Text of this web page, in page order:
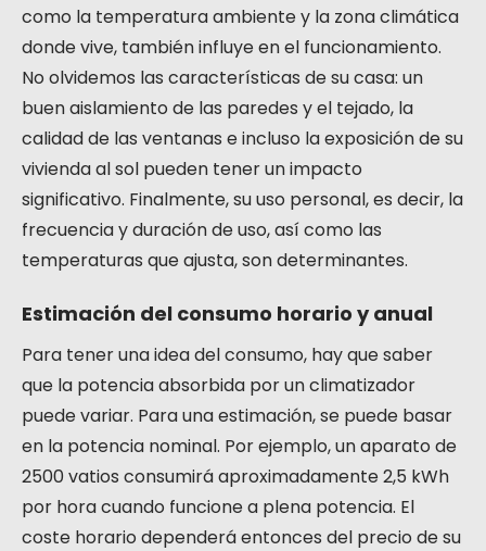
como la temperatura ambiente y la zona climática
donde vive, también influye en el funcionamiento.
No olvidemos las características de su casa: un
buen aislamiento de las paredes y el tejado, la
calidad de las ventanas e incluso la exposición de su
vivienda al sol pueden tener un impacto
significativo. Finalmente, su uso personal, es decir, la
frecuencia y duración de uso, así como las
temperaturas que ajusta, son determinantes.
Estimación del consumo horario y anual
Para tener una idea del consumo, hay que saber
que la potencia absorbida por un climatizador
puede variar. Para una estimación, se puede basar
en la potencia nominal. Por ejemplo, un aparato de
2500 vatios consumirá aproximadamente 2,5 kWh
por hora cuando funcione a plena potencia. El
coste horario dependerá entonces del precio de su